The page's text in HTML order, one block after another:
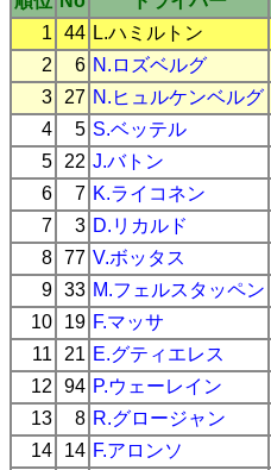
1
44 L.ハミルトン
2
6 N.ロズベルグ
3
27 N.ヒュルケンベルグ
4
5 S.ベッテル
5
22 J.バトン
6
7 K.ライコネン
7
3 D.リカルド
8 77 V.ボッタス
9 33 M.フェルスタッペン
10
19 F.マッサ
11
21 E.グティエレス
12
94 P.ウェーレイン
13
8 R.グロージャン
14
14 F.アロンソ